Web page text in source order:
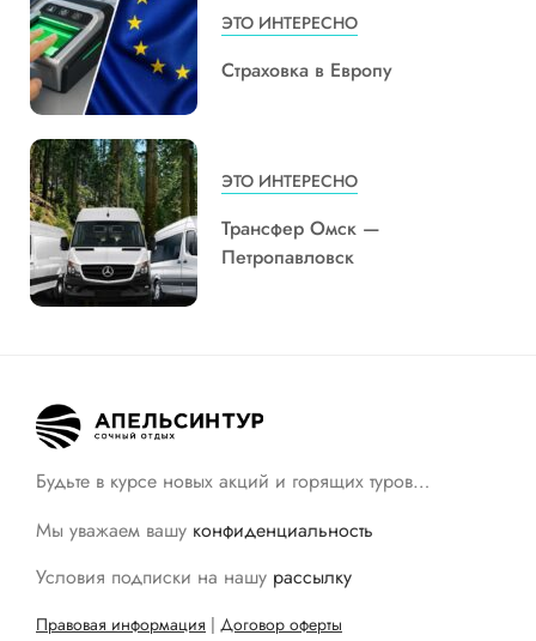
ЭТО ИНТЕРЕСНО
Страховка в Европу
ЭТО ИНТЕРЕСНО
Трансфер Омск —
Петропавловск
Будьте в курсе новых акций и горящих туров…
Мы уважаем вашу конфиденциальность
Условия подписки на нашу рассылку
Правовая информация | Договор оферты